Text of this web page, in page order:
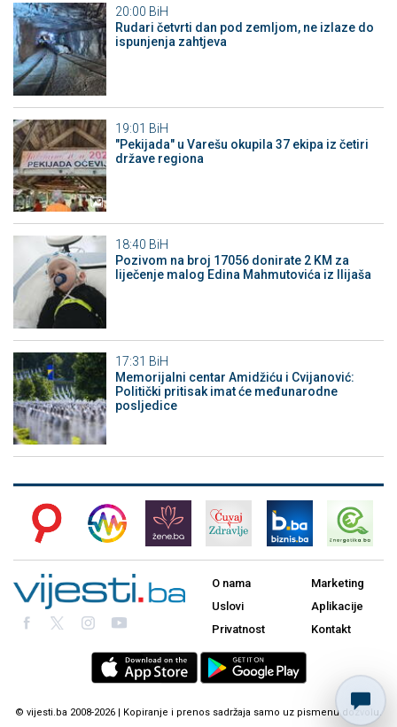
20:00 BiH
Rudari četvrti dan pod zemljom, ne izlaze do
ispunjenja zahtjeva
19:01 BiH
"Pekijada" u Varešu okupila 37 ekipa iz četiri
države regiona
18:40 BiH
Pozivom na broj 17056 donirate 2 KM za
liječenje malog Edina Mahmutovića iz Ilijaša
17:31 BiH
Memorijalni centar Amidžiću i Cvijanović:
Politički pritisak imat će međunarodne
posljedice
O nama
Uslovi
Privatnost
Marketing
Aplikacije
Kontakt
© vijesti.ba 2008-2026 | Kopiranje i prenos sadržaja samo uz pismenu dozvolu.